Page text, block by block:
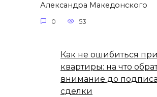
Александра Македонского
0 53
Как не ошибиться
квартиры: на что
внимание до
сделки